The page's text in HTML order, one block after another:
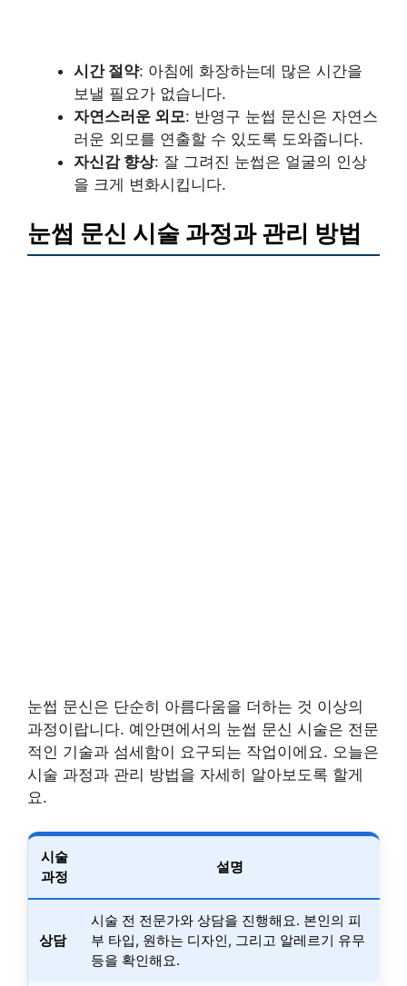
시간 절약: 아침에 화장하는데 많은 시간을
보낼 필요가 없습니다.
자연스러운 외모: 반영구 눈썹 문신은 자연스
러운 외모를 연출할 수 있도록 도와줍니다.
자신감 향상: 잘 그려진 눈썹은 얼굴의 인상
을 크게 변화시킵니다.
눈썹 문신 시술 과정과 관리 방법
눈썹 문신은 단순히 아름다움을 더하는 것 이상의
과정이랍니다. 예안면에서의 눈썹 문신 시술은 전문
적인 기술과 섬세함이 요구되는 작업이에요. 오늘은
시술 과정과 관리 방법을 자세히 알아보도록 할게
요.
시술
과정
설명
상담
시술 전 전문가와 상담을 진행해요. 본인의 피
부 타입, 원하는 디자인, 그리고 알레르기 유무
등을 확인해요.